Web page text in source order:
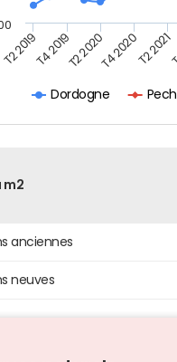
Dordogne
T2 2019T4 2019T2 2020T4 2020T2 2021
m2
anciennes
neuves